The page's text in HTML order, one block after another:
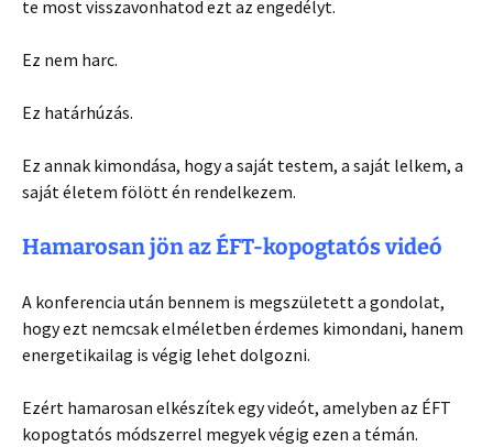
te most visszavonhatod ezt az engedélyt.
Ez nem harc.
Ez határhúzás.
Ez annak kimondása, hogy a saját testem, a saját lelkem, a
saját életem fölött én rendelkezem.
Hamarosan jön az ÉFT-kopogtatós videó
A konferencia után bennem is megszületett a gondolat,
hogy ezt nemcsak elméletben érdemes kimondani, hanem
energetikailag is végig lehet dolgozni.
Ezért hamarosan elkészítek egy videót, amelyben az ÉFT
kopogtatós módszerrel megyek végig ezen a témán.